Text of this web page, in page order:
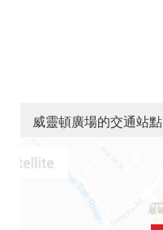
威靈頓廣場的交通站點